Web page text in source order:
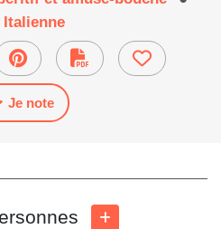
Italienne
Je note